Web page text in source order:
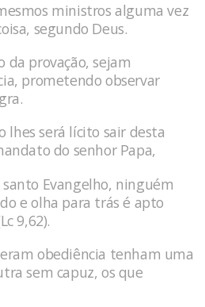
ministros alguma vez
segundo Deus.
da provação, sejam
prometendo observar
lhes será lícito sair desta
do senhor Papa,
Evangelho, ninguém
e olha para trás é apto
9,62).
obediência tenham uma
sem capuz, os que